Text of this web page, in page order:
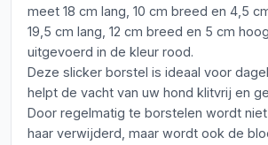
meet 18 cm lang, 10 cm breed en 4,5
19,5 cm lang, 12 cm breed en 5 cm
uitgevoerd in de kleur rood.
Deze slicker borstel is ideaal voor
helpt de vacht van uw hond klitvrij en
Door regelmatig te borstelen wordt
haar verwijderd, maar wordt ook de